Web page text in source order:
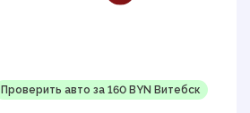
Проверить авто за 160 BYN Витебск